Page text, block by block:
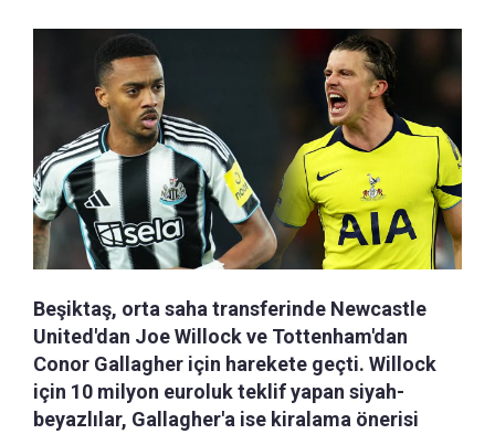
Beşiktaş, orta saha transferinde Newcastle
United'dan Joe Willock ve Tottenham'dan
Conor Gallagher için harekete geçti. Willock
için 10 milyon euroluk teklif yapan siyah-
beyazlılar, Gallagher'a ise kiralama önerisi